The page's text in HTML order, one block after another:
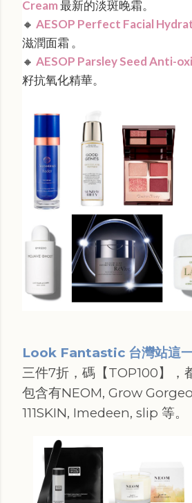
Cream最新的淡斑晚霜。
🔸 AESOP Perfect Facial
滋潤面霜 。
🔸 AESOP Parsley Seed Anti-
籽抗氧化精華。
Look Fantastic 台灣站這
三件7折，碼【TOP100】，
包含有NEOM, Grow
111SKIN, Imedeen, slip 等。